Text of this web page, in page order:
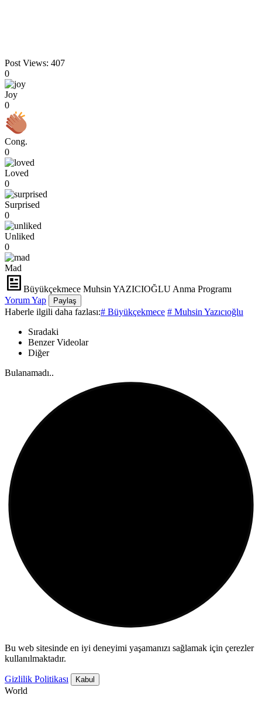
Post Views: 407
0
Joy
0
Cong.
0
Loved
0
Surprised
0
Unliked
0
Mad
Büyükçekmece Muhsin YAZICIOĞLU Anma Programı
Yorum Yap
Paylaş
Haberle ilgili daha fazlası:# Büyükçekmece # Muhsin Yazıcıoğlu
Sıradaki
Benzer Videolar
Diğer
Bulanamadı..
Bu web sitesinde en iyi deneyimi yaşamanızı sağlamak için çerezler
kullanılmaktadır.
Gizlilik Politikası Kabul
World